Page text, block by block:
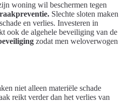
woning wil beschermen tegen
Slechte sloten maken
en verlies. Investeren in
ook de algehele beveiliging van de
zodat men weloverwogen
niet alleen materiële schade
reikt verder dan het verlies van